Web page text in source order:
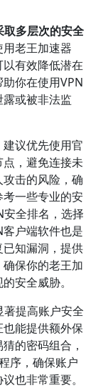
多层次的安全
用老王加速器
有效降低潜在
你在使用VPN
或被非法监
议优先使用官
，避免连接未
击的风险，确
一些专业的安
安全排名，选择
户端软件也是
知漏洞，提供
保你的老王加
安全威胁。
提高账户安全
能提供额外保
的密码组合，
序，确保账户
也非常重要。